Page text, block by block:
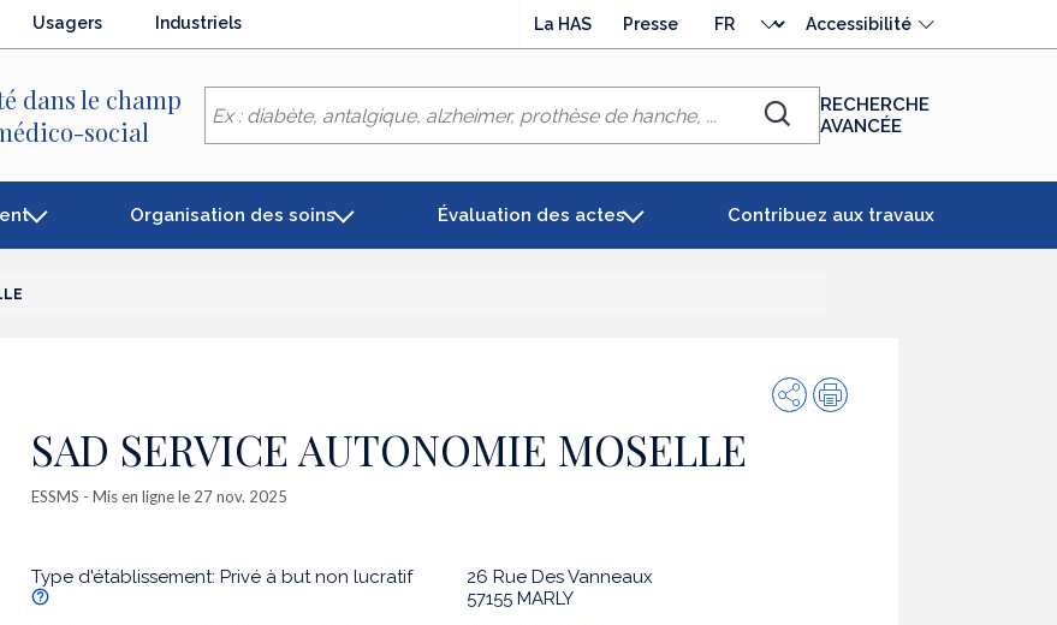
Usagers Industriels La HAS Presse
langue
Accessibilité
dans le champ
social
Chercher
RECHERCHE
AVANCÉE
Organisation des soins Évaluation des actes Contribuez aux travaux
PartagerImpression
SAD SERVICE AUTONOMIE MOSELLE
ESSMS - Mis en ligne le 27 nov. 2025
Type d'établissement: Privé à but non lucratif
26 Rue Des Vanneaux
57155 MARLY